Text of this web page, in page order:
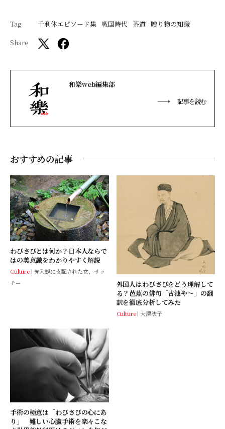
Tag 千利休エピソード集 戦国時代 茶道 贈り物の知識
Share
和樂web編集部
記事を読む
おすすめの記事
わびさびとは何か？日本人ならで
はの美意識をわかりやすく解説
Culture 先入観に支配された女、サッ
チー
外国人はわびさびをどう理解して
る？芭蕉の俳句「古池や～」の翻
訳を徹底分析してみた
Culture 大澤法子
手術の極意は「わびさびの心にあ
り」 難しい心臓手術を楽々こな